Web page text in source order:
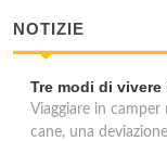
NOTIZIE
Tre modi di
Viaggiare in camper
cane, una